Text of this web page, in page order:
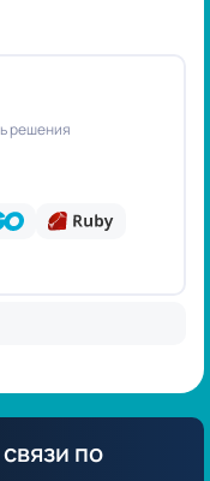
решения
по